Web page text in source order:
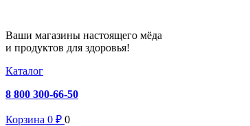
Ваши магазины настоящего мёда
и продуктов для здоровья!
Каталог
8 800 300-66-50
Корзина 0 ₽ 0